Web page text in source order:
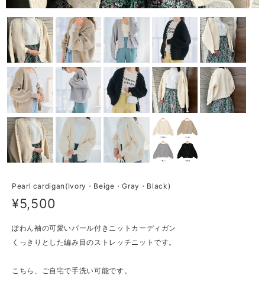
Pearl cardigan(Ivory・Beige・Gray・Black)
¥5,500
ぽわん袖の可愛いパール付きニットカーディガン
くっきりとした編み目のストレッチニットです。
こちら、ご自宅で手洗い可能です。